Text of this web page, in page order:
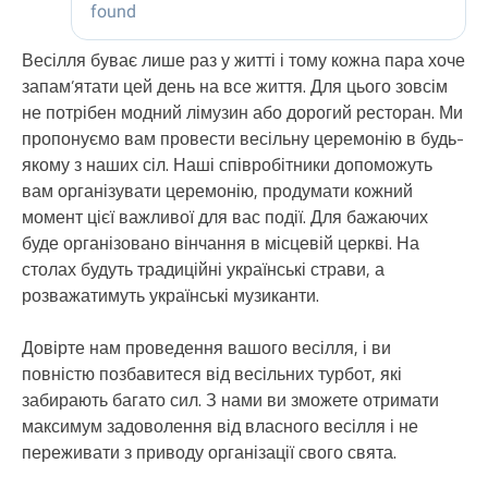
Весілля буває лише раз у житті і тому кожна пара хоче
запам’ятати цей день на все життя. Для цього зовсім
не потрібен модний лімузин або дорогий ресторан. Ми
пропонуємо вам провести весільну церемонію в будь-
якому з наших сіл. Наші співробітники допоможуть
вам організувати церемонію, продумати кожний
момент цієї важливої для вас події. Для бажаючих
буде організовано вінчання в місцевій церкві. На
столах будуть традиційні українські страви, а
розважатимуть українські музиканти.
Довірте нам проведення вашого весілля, і ви
повністю позбавитеся від весільних турбот, які
забирають багато сил. З нами ви зможете отримати
максимум задоволення від власного весілля і не
переживати з приводу організації свого свята.